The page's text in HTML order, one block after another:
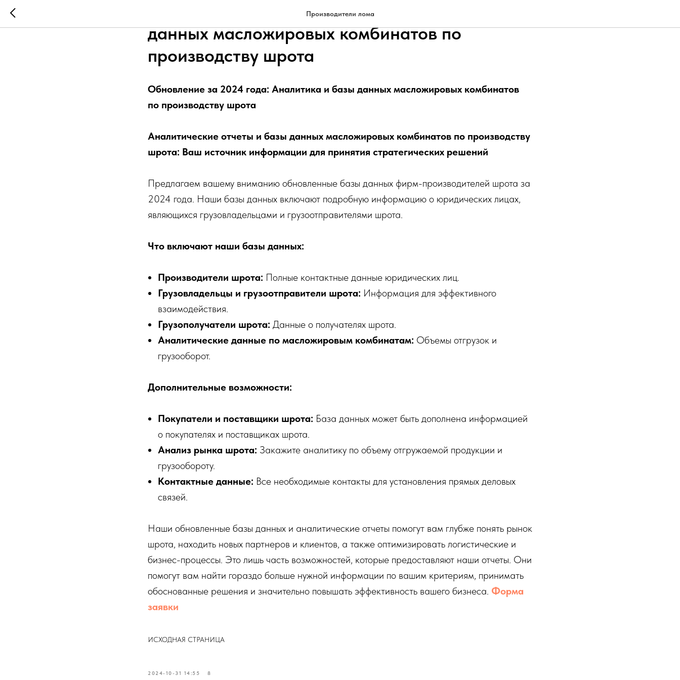
Производители лома
Обновление за 2024 года: Аналитика и базы
данных масложировых комбинатов по
производству шрота
Обновление за 2024 года: Аналитика и базы данных масложировых комбинатов
по производству шрота
Аналитические отчеты и базы данных масложировых комбинатов по производству
шрота: Ваш источник информации для принятия стратегических решений
Предлагаем вашему вниманию обновленные базы данных фирм-производителей шрота за
2024 года. Наши базы данных включают подробную информацию о юридических лицах,
являющихся грузовладельцами и грузоотправителями шрота.
Что включают наши базы данных:
Производители шрота: Полные контактные данные юридических лиц.
Грузовладельцы и грузоотправители шрота: Информация для эффективного
взаимодействия.
Грузополучатели шрота: Данные о получателях шрота.
Аналитические данные по масложировым комбинатам: Объемы отгрузок и
грузооборот.
Дополнительные возможности:
Покупатели и поставщики шрота: База данных может быть дополнена информацией
о покупателях и поставщиках шрота.
Анализ рынка шрота: Закажите аналитику по объему отгружаемой продукции и
грузообороту.
Контактные данные: Все необходимые контакты для установления прямых деловых
связей.
Наши обновленные базы данных и аналитические отчеты помогут вам глубже понять рынок
шрота, находить новых партнеров и клиентов, а также оптимизировать логистические и
бизнес-процессы. Это лишь часть возможностей, которые предоставляют наши отчеты. Они
помогут вам найти гораздо больше нужной информации по вашим критериям, принимать
обоснованные решения и значительно повышать эффективность вашего бизнеса. Форма
заявки
ИСХОДНАЯ СТРАНИЦА
2024-10-31 14:55 8